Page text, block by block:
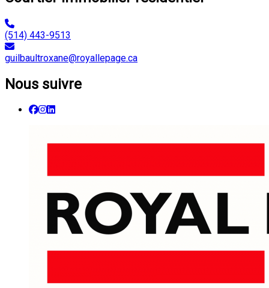
(514) 443-9513
guilbaultroxane@royallepage.ca
Nous suivre